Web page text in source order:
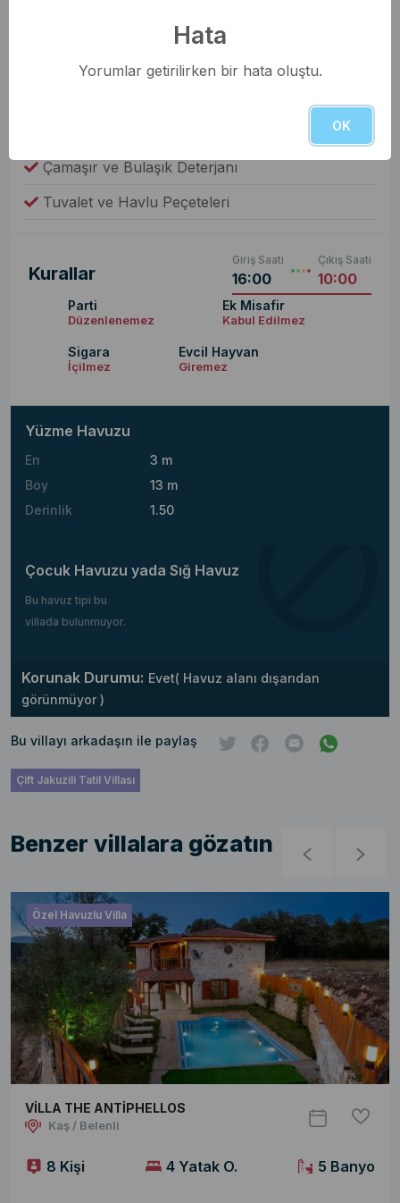
Fiyata Dahil Değil
Çamaşır ve Bulaşık Deterjanı
Tuvalet ve Havlu Peçeteleri
Kurallar
Giriş Saati
16:00
Çıkış Saati
10:00
Parti
Düzenlenemez
Ek Misafir
Kabul Edilmez
Sigara
İçilmez
Evcil Hayvan
Giremez
Yüzme Havuzu
En
3 m
Boy
13 m
Derinlik
1.50
Çocuk Havuzu yada Sığ Havuz
Bu havuz tipi bu
villada bulunmuyor.
Korunak Durumu: Evet( Havuz alanı dışarıdan
görünmüyor )
Bu villayı arkadaşın ile paylaş
Çift Jakuzili Tatil Villası
Benzer villalara gözatın
Özel Havuzlu Villa
VİLLA THE ANTİPHELLOS
Kaş / Belenli
8 Kişi 4 Yatak O. 5 Banyo
Hata
Yorumlar getirilirken bir hata oluştu.
OK